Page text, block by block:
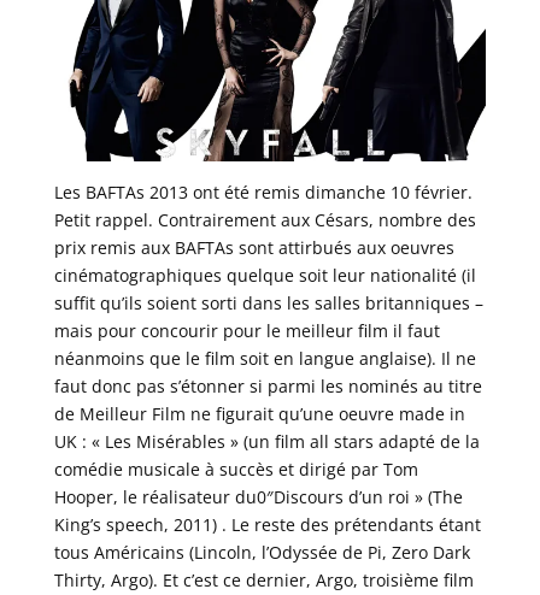
Les BAFTAs 2013 ont été remis dimanche 10 février.
Petit rappel. Contrairement aux Césars, nombre des
prix remis aux BAFTAs sont attirbués aux oeuvres
cinématographiques quelque soit leur nationalité (il
suffit qu’ils soient sorti dans les salles britanniques –
mais pour concourir pour le meilleur film il faut
néanmoins que le film soit en langue anglaise). Il ne
faut donc pas s’étonner si parmi les nominés au titre
de Meilleur Film ne figurait qu’une oeuvre made in
UK : « Les Misérables » (un film all stars adapté de la
comédie musicale à succès et dirigé par Tom
Hooper, le réalisateur du0″Discours d’un roi » (The
King’s speech, 2011) . Le reste des prétendants étant
tous Américains (Lincoln, l’Odyssée de Pi, Zero Dark
Thirty, Argo). Et c’est ce dernier, Argo, troisième film